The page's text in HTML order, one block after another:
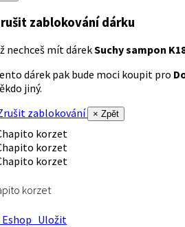
zablokování dárku
nechceš mít dárekSuchy sampon
dárek pak bude moci koupit pro
jiný.
zablokování
× Zpět
korzet
Uložit